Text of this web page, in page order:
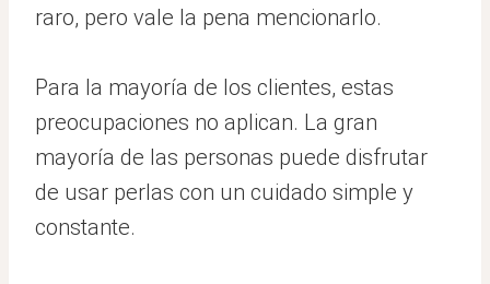
raro, pero vale la pena mencionarlo.
Para la mayoría de los clientes, estas
preocupaciones no aplican. La gran
mayoría de las personas puede disfrutar
de usar perlas con un cuidado simple y
constante.